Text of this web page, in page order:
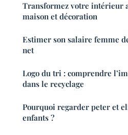
Transformez votre intérieur
maison et décoration
Estimer son salaire femme
net
Logo du tri : comprendre
dans le recyclage
Pourquoi regarder peter et
enfants ?